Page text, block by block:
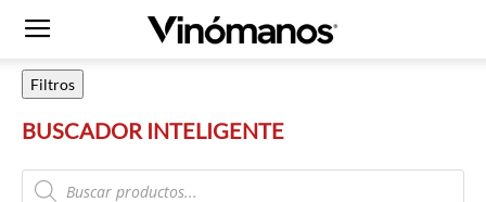
Filtros
BUSCADOR INTELIGENTE
Products
search